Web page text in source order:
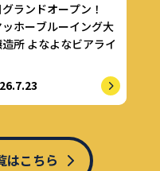
ランドオープン！
ッホーブルーイング大
所 よなよなビアライ
はこちら